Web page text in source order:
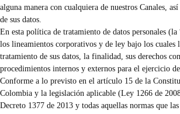
alguna manera con cualquiera de nuestros Canales,
de sus datos.
En esta política de tratamiento de datos personales
los lineamientos corporativos y de ley bajo los cuales
tratamiento de sus datos, la finalidad, sus derechos
procedimientos internos y externos para el ejercicio de
Conforme a lo previsto en el artículo 15 de la
Colombia y la legislación aplicable (Ley 1266 de
Decreto 1377 de 2013 y todas aquellas normas que